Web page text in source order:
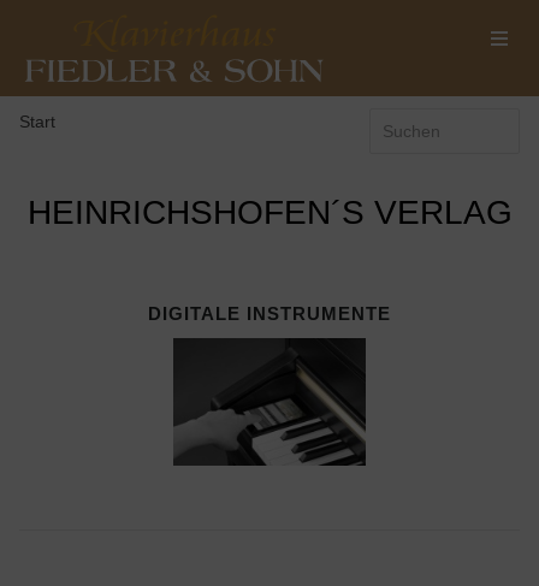
Start
HEINRICHSHOFEN´S VERLAG
DIGITALE INSTRUMENTE